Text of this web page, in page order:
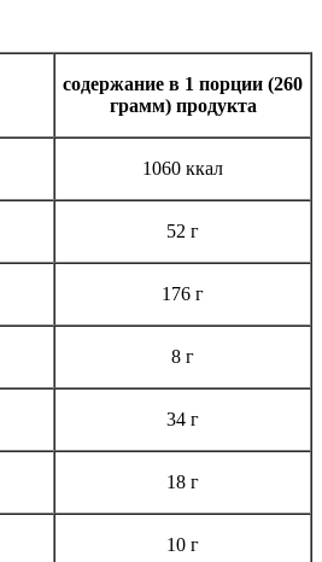
содержание в 1 порции (260
грамм) продукта
1060 ккал
52 г
176 г
8 г
34 г
18 г
10 г